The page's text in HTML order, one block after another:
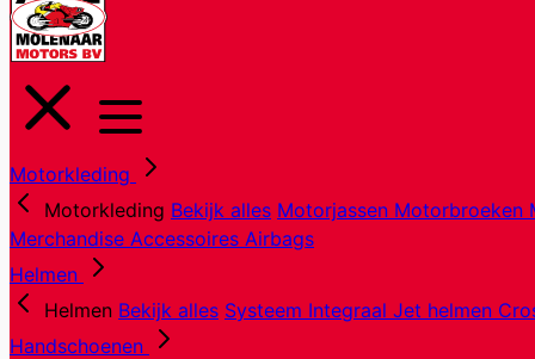
Motorkleding
Motorkleding Bekijk alles Motorjassen Motorbroeken
Merchandise Accessoires Airbags
Helmen
Helmen Bekijk alles Systeem Integraal Jet helmen
Handschoenen